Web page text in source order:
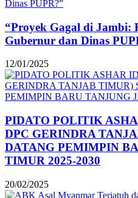
“Proyek Gagal di Jambi:
Gubernur dan Dinas
12/01/2025
PIDATO POLITIK
DPC GERINDRA
DATANG PEMIMPIN
TIMUR 2025-2030
20/02/2025